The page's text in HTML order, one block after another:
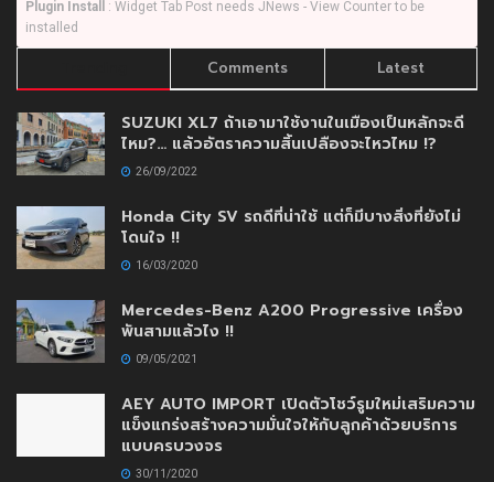
Plugin Install : Widget Tab Post needs JNews - View Counter to be
installed
Trending
SUZUKI XL7 ถ้าเอามาใช้งานในเมืองเป็นหลักจะดี
ไหม?… แล้วอัตราความสิ้นเปลืองจะไหวไหม !?
26/09/2022